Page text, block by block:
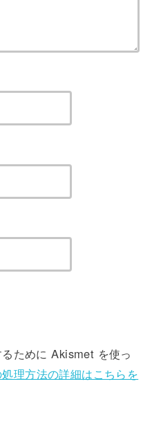
ために Akismet を使っ
理方法の詳細はこちらを